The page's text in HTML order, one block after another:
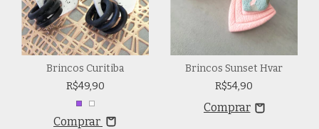
Brincos Curitiba
R$49,90
Comprar
Brincos Sunset Hvar
R$54,90